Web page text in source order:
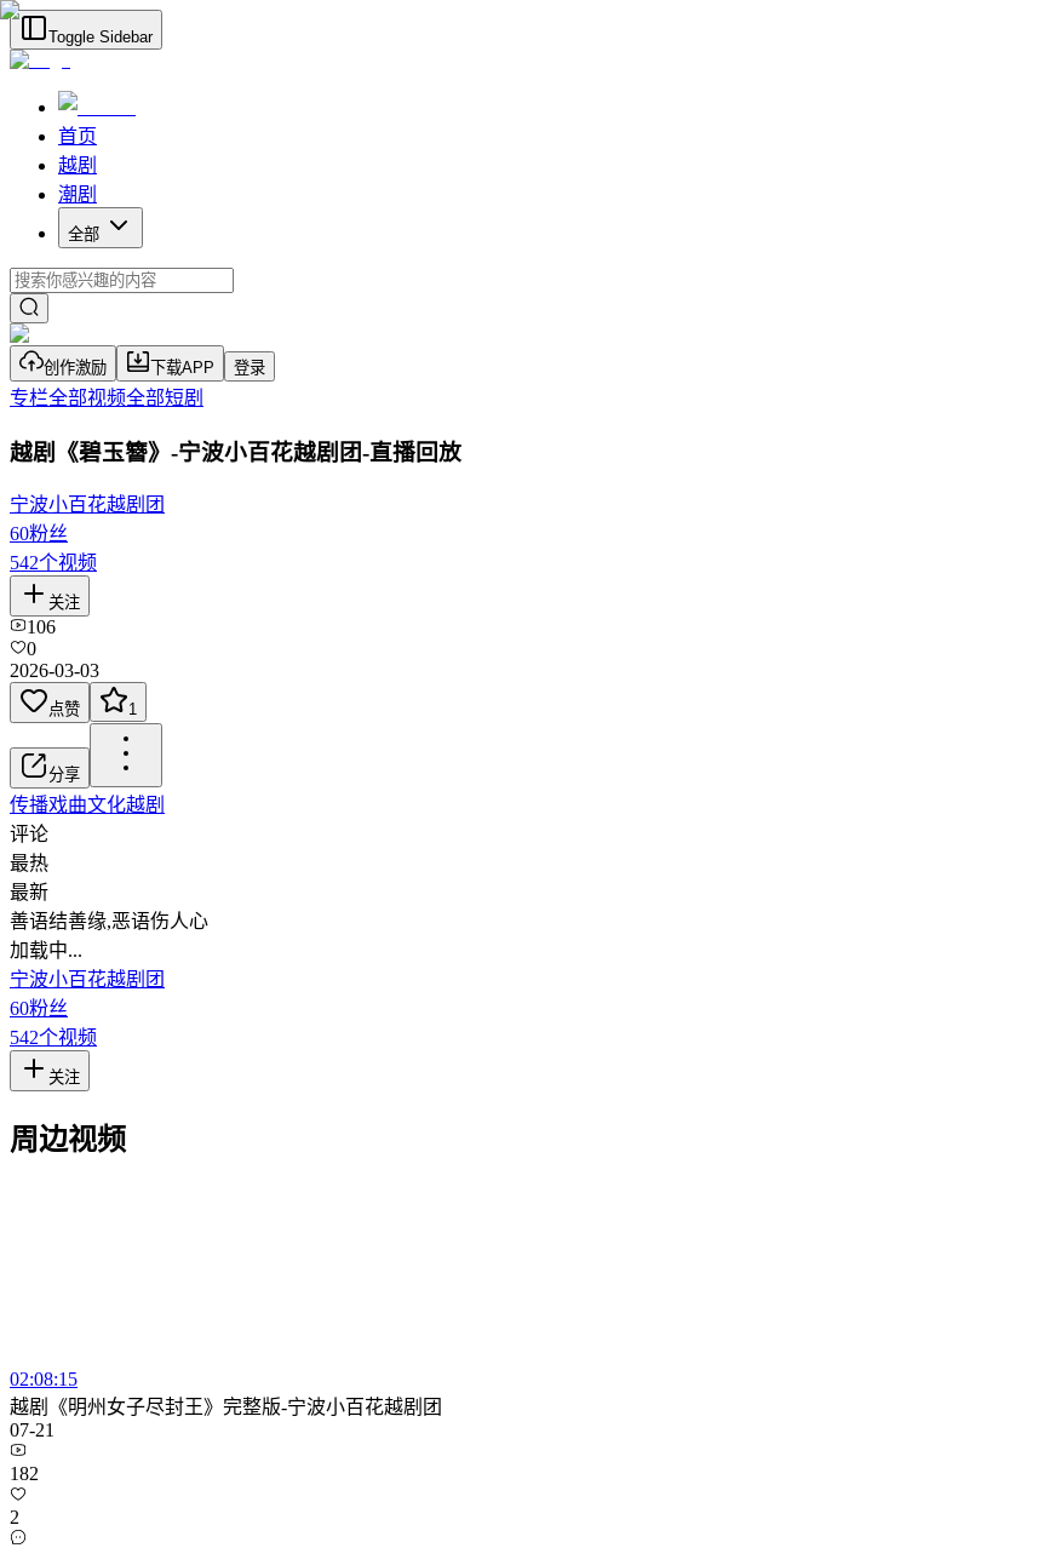
Toggle Sidebar
首页
越剧
潮剧
全部
创作激励 下载APP 登录
专栏全部视频全部短剧
越剧《碧玉簪》-宁波小百花越剧团-直播回放
宁波小百花越剧团
60粉丝
542个视频
关注
106
0
2026-03-03
点赞 1
分享
传播戏曲文化越剧
评论
最热
最新
善语结善缘,恶语伤人心
加载中...
宁波小百花越剧团
60粉丝
542个视频
关注
周边视频
02:08:15
越剧《明州女子尽封王》完整版-宁波小百花越剧团
07-21
182
2